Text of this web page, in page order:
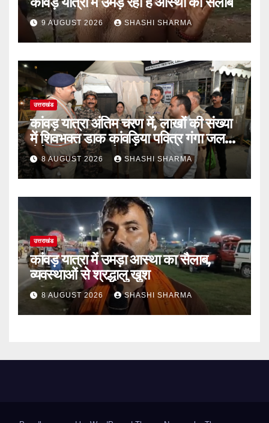
9 AUGUST 2026 SHASHI SHARMA
उत्तराखंड
कांवड़ यात्रा अंतिम चरण में, लाखों की संख्या
में शिवभक्त डाक कांवड़िया पवित्र गंगा जल
लेने हरिद्वार पहुंच रहे
8 AUGUST 2026 SHASHI SHARMA
उत्तराखंड
कांवड़ यात्रा में उमड़ा आस्था का सैलाब,
व्यवस्थाओं से श्रद्धालु खुश
8 AUGUST 2026 SHASHI SHARMA